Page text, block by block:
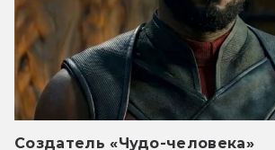
Создатель «Чудо-человека»